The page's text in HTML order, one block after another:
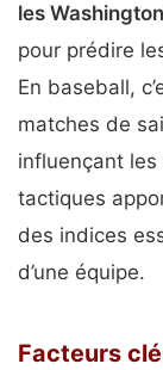
les
pour prédire
En baseball,
matches de
influençant
tactiques
des indices
d’une équipe.
Facteurs